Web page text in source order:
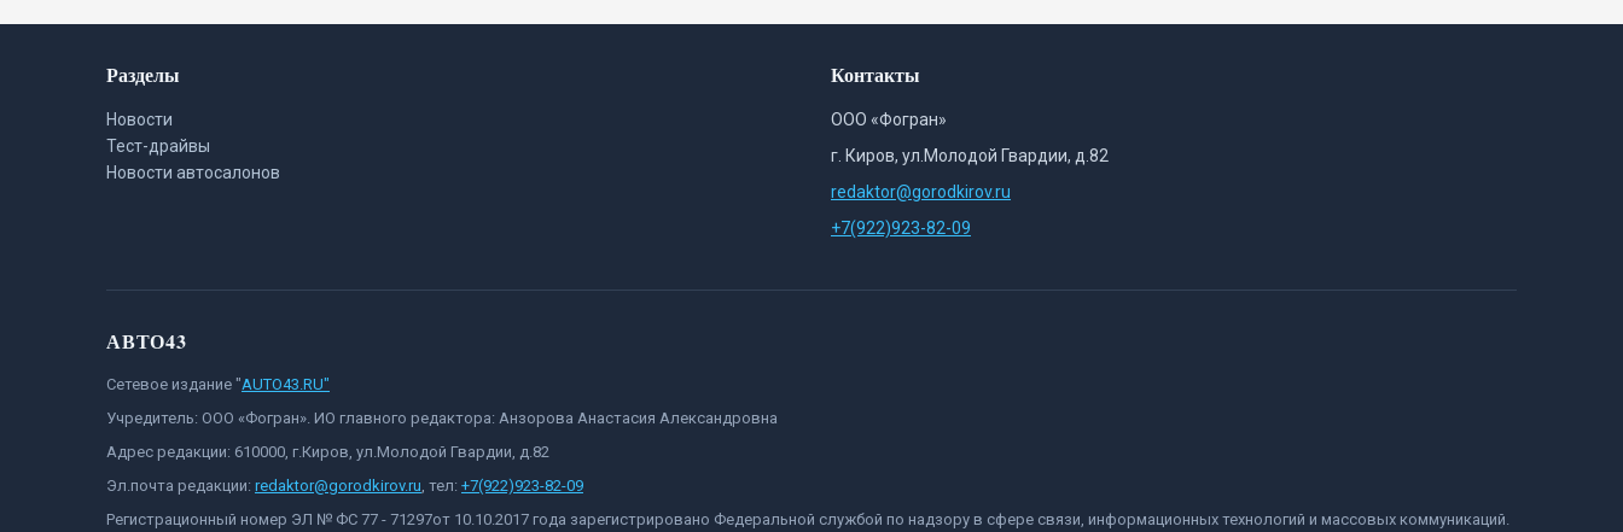
Разделы
Новости
Тест-драйвы
Новости автосалонов
Контакты
ООО «Фогран»
г. Киров, ул.Молодой Гвардии, д.82
redaktor@gorodkirov.ru
+7(922)923-82-09
АВТО43
Сетевое издание "AUTO43.RU"
Учредитель: ООО «Фогран». ИО главного редактора: Анзорова Анастасия Александровна
Адрес редакции: 610000, г.Киров, ул.Молодой Гвардии, д.82
Эл.почта редакции: redaktor@gorodkirov.ru, тел: +7(922)923-82-09
Регистрационный номер ЭЛ № ФС 77 - 71297от 10.10.2017 года зарегистрировано Федеральной службой по надзору в сфере связи, информационных технологий и массовых коммуникаций.